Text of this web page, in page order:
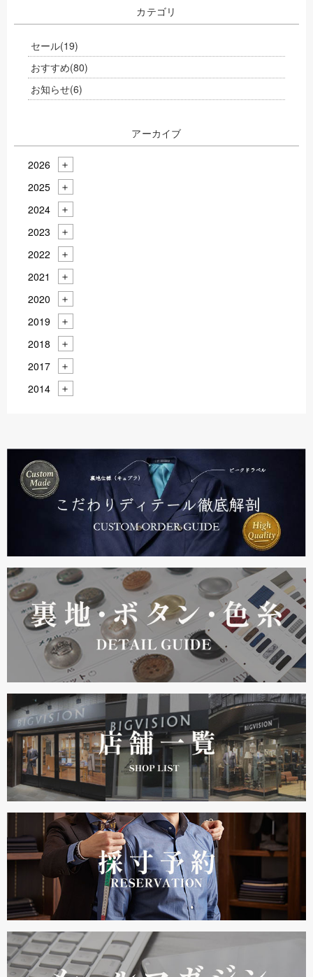
カテゴリ
セール(19)
おすすめ(80)
お知らせ(6)
アーカイブ
2026
2025
2024
2023
2022
2021
2020
2019
2018
2017
2014